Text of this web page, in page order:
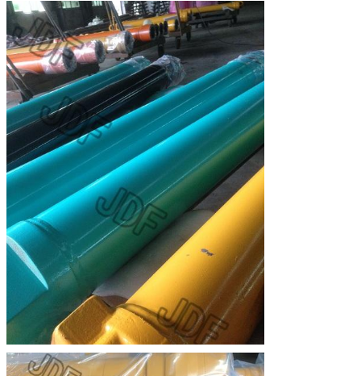
Deja un mensaje
¡Te llamaremos pronto!